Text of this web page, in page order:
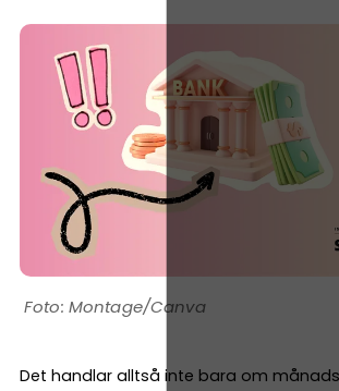
Montage/Canva
Det handlar alltså inte bara om